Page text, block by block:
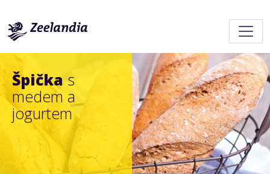
Špička s
medem a
jogurtem